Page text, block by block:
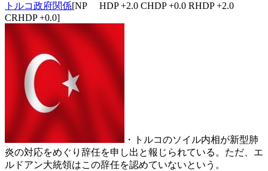
トルコ政府関係[NP HDP +2.0 CHDP +0.0 RHDP +2.0
CRHDP +0.0]
・トルコのソイル内相が新型肺
炎の対応をめぐり辞任を申し出と報じられている。ただ、エ
ルドアン大統領はこの辞任を認めていないという。